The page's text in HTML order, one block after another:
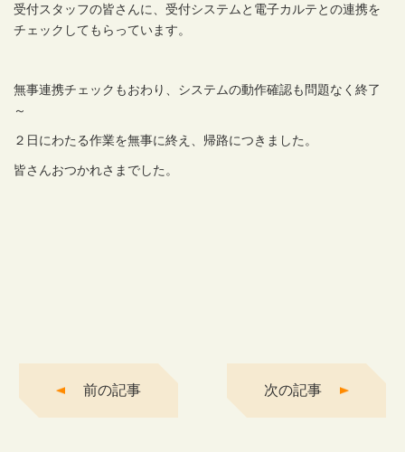
受付スタッフの皆さんに、受付システムと電子カルテとの連携を
チェックしてもらっています。
無事連携チェックもおわり、システムの動作確認も問題なく終了
～
２日にわたる作業を無事に終え、帰路につきました。
皆さんおつかれさまでした。
前の記事 次の記事